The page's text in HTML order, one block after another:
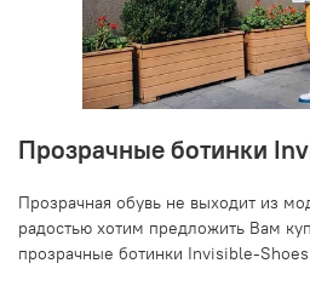
Прозрачные ботинки
Прозрачная обувь не выходит из
радостью хотим предложить Вам
прозрачные ботинки Invisible-